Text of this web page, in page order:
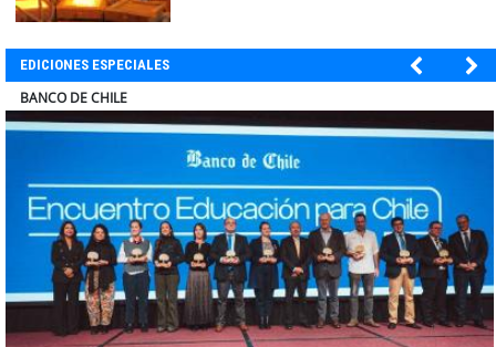
EDICIONES ESPECIALES
ELECTROLUX